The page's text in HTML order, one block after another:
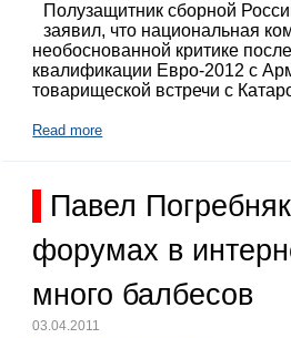
Полузащитник сборной
заявил, что национальная
необоснованной критике
квалификации Евро-2012 с
товарищеской встречи с
Read more
Павел
форумах в
много балбесов
03.04.2011